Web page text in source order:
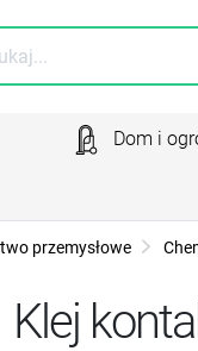
Dom i
przemysłowe
Klej